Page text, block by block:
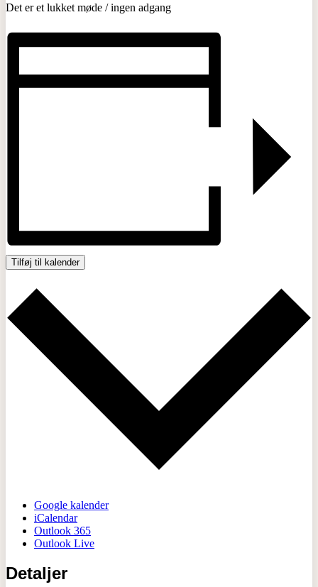
Det er et lukket møde / ingen adgang
Tilføj til kalender
Google kalender
iCalendar
Outlook 365
Outlook Live
Detaljer